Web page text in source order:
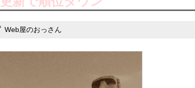
Web屋のおっさん